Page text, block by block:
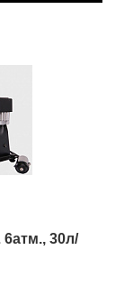
30л/